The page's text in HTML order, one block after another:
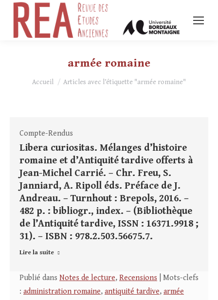
armée romaine
Vous êtes ici :
Accueil Articles avec l’étiquette "armée romaine"
Compte-Rendus
Libera curiositas. Mélanges d’histoire
romaine et d’Antiquité tardive offerts à
Jean-Michel Carrié. – Chr. Freu, S.
Janniard, A. Ripoll éds. Préface de J.
Andreau. – Turnhout : Brepols, 2016. –
482 p. : bibliogr., index. – (Bibliothèque
de l’Antiquité tardive, ISSN : 16371.9918 ;
31). – ISBN : 978.2.503.56675.7.
Lire la suite
Publié dans Notes de lecture, Recensions | Mots-clefs
: administration romaine, antiquité tardive, armée